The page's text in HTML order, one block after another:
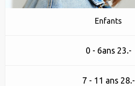
Enfants
0 - 6ans 23.-
7 - 11 ans 28.-